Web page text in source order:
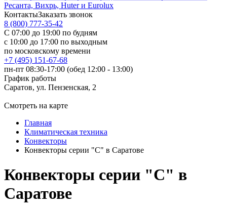
Ресанта, Вихрь, Huter и Eurolux
КонтактыЗаказать звонок
8 (800) 777-35-42
С 07:00 до 19:00 по будням
с 10:00 до 17:00 по выходным
по московскому времени
+7 (495) 151-67-68
пн-пт 08:30-17:00 (обед 12:00 - 13:00)
График работы
Саратов, ул. Пензенская, 2
Смотреть на карте
Главная
Климатическая техника
Конвекторы
Конвекторы серии "С" в Саратове
Конвекторы серии "С" в
Саратове